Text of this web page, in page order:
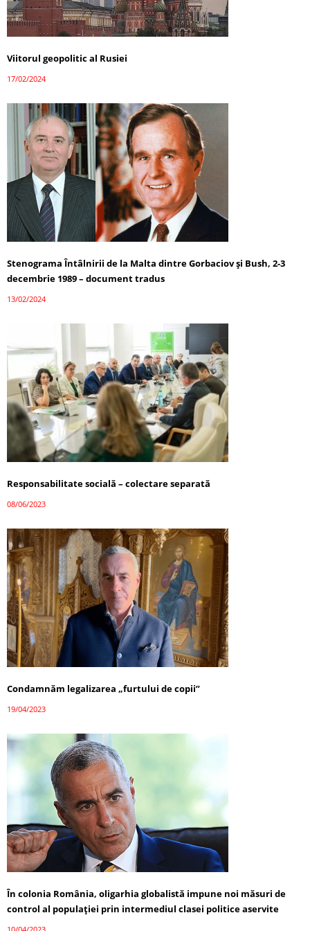
Viitorul geopolitic al Rusiei
17/02/2024
Stenograma Întâlnirii de la Malta dintre Gorbaciov și Bush, 2-3
decembrie 1989 – document tradus
13/02/2024
Responsabilitate socială – colectare separată
08/06/2023
Condamnăm legalizarea „furtului de copii”
19/04/2023
În colonia România, oligarhia globalistă impune noi măsuri de
control al populației prin intermediul clasei politice aservite